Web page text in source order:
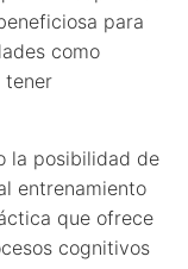
para
como
tener
la posibilidad de
entrenamiento
que ofrece
cognitivos